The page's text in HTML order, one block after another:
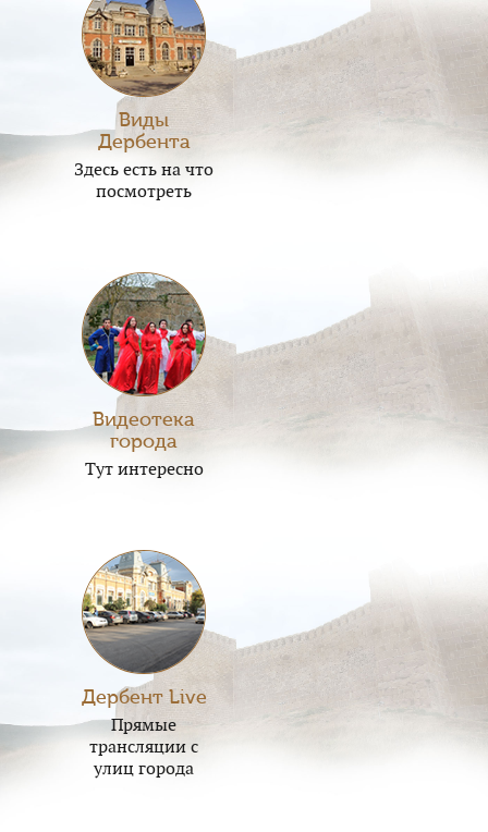
Виды
Дербента
Здесь есть на что
посмотреть
Видеотека
города
Тут интересно
Дербент Live
Прямые
трансляции с
улиц города